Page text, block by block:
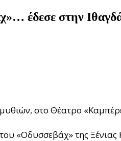
έδεσε στην
στο Θέατρο
«Οδυσσεβάχ» της